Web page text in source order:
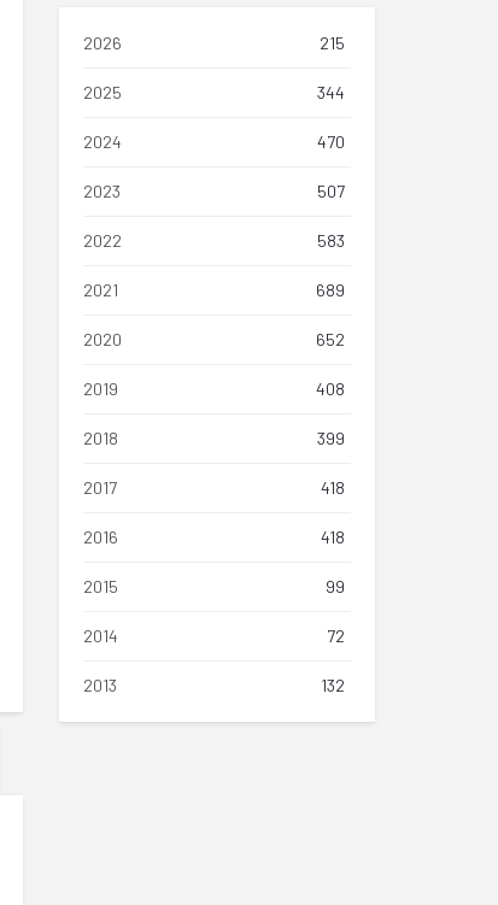
2026 215
2025 344
2024 470
2023 507
2022 583
2021 689
2020 652
2019 408
2018 399
2017 418
2016 418
2015 99
2014 72
2013 132